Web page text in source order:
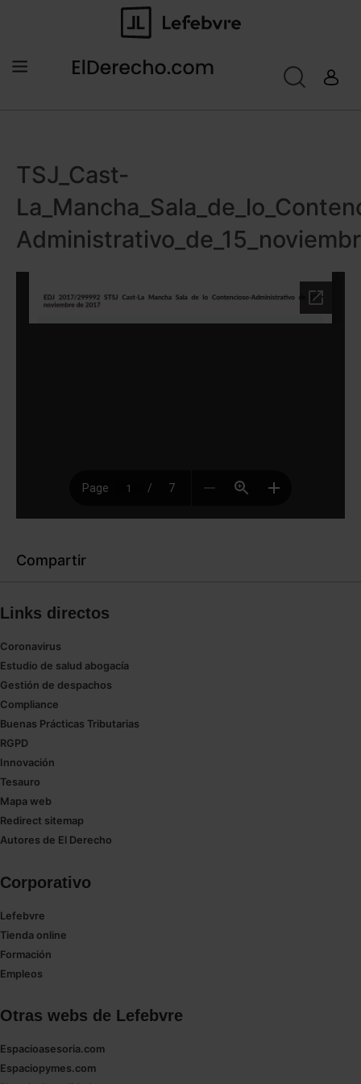
TSJ_Cast-
Compartir
Links directos
Coronavirus
Estudio de salud abogacía
Gestión de despachos
Compliance
Buenas Prácticas Tributarias
RGPD
Innovación
Tesauro
Mapa web
Redirect sitemap
Autores de El Derecho
Corporativo
Lefebvre
Tienda online
Formación
Empleos
Otras webs de Lefebvre
Espacioasesoria.com
Espaciopymes.com